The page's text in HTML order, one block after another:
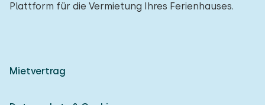
Plattform für die Vermietung Ihres Ferienhauses.
Mietvertrag